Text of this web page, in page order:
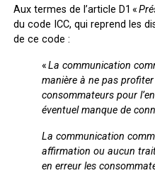
Aux termes de l’article D1 «
du code ICC, qui reprend les
de ce code :
«La communication
manière à ne pas
consommateurs pour
éventuel manque de
La communication
affirmation ou aucun
en erreur les